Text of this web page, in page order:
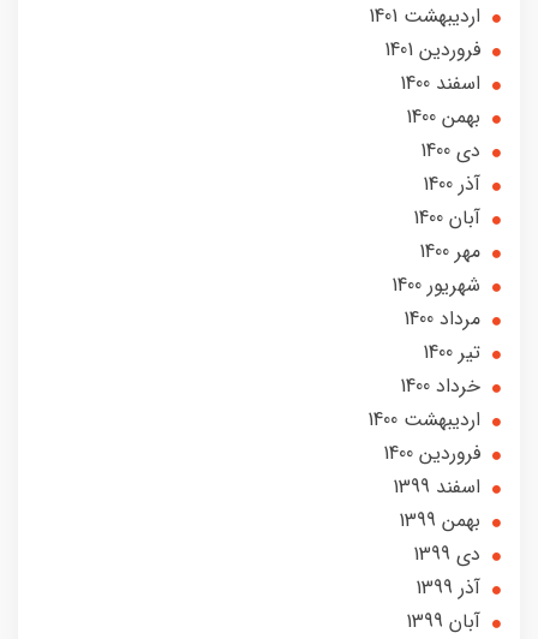
ارديبهشت 1401
فروردین 1401
اسفند 1400
بهمن 1400
دی 1400
آذر 1400
آبان 1400
مهر 1400
شهریور 1400
مرداد 1400
تير 1400
خرداد 1400
ارديبهشت 1400
فروردین 1400
اسفند 1399
بهمن 1399
دی 1399
آذر 1399
آبان 1399